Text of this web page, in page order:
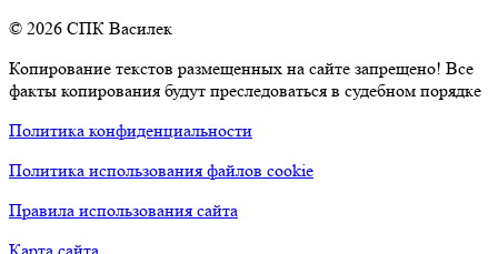
© 2026 СПК Василек
Копирование текстов размещенных на сайте запрещено! Все
факты копирования будут преследоваться в судебном порядке
Политика конфиденциальности
Политика использования файлов cookie
Правила использования сайта
Карта сайта